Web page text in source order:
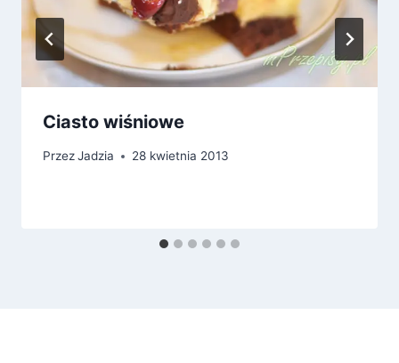
Ciasto wiśniowe
PrzezJadzia 28 kwietnia 2013